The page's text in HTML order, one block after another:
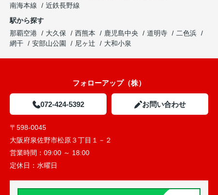
南海本線
近鉄長野線
駅から探す
那覇空港
大久保 西熊本 鹿児島中央 道明寺
二色浜
網干
安部山公園 尼ヶ辻 大和小泉
フォローアップ（株）
072-424-5392 お問い合わせ
〒598-0045
大阪府泉佐野市松原３丁目１－２
営業時間： 09:00 ～ 18:00
定休日： 水曜日